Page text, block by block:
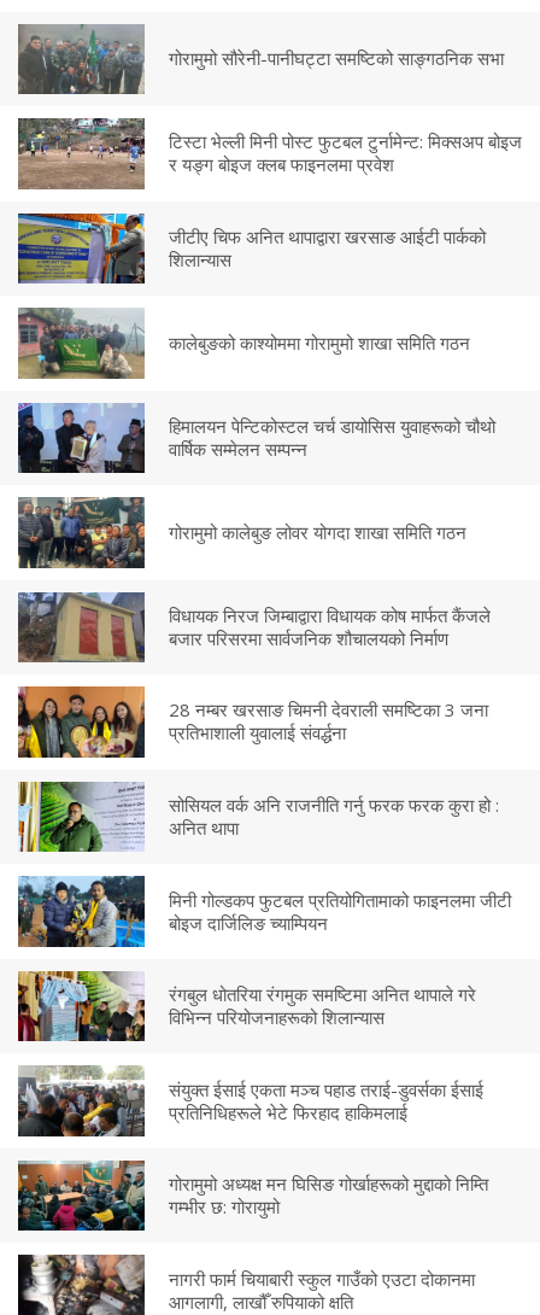
गोरामुमो सौरेनी-पानीघट्टा समष्टिको साङ्गठनिक सभा
टिस्टा भेल्ली मिनी पोस्ट फुटबल टुर्नामेन्ट: मिक्सअप बोइज
र यङ्ग बोइज क्लब फाइनलमा प्रवेश
जीटीए चिफ अनित थापाद्वारा खरसाङ आईटी पार्कको
शिलान्यास
कालेबुङको काश्योममा गोरामुमो शाखा समिति गठन
हिमालयन पेन्टिकोस्टल चर्च डायोसिस युवाहरूको चौथो
वार्षिक सम्मेलन सम्पन्न
गोरामुमो कालेबुङ लोवर योगदा शाखा समिति गठन
विधायक निरज जिम्बाद्वारा विधायक कोष मार्फत कैंजले
बजार परिसरमा सार्वजनिक शौचालयको निर्माण
28 नम्बर खरसाङ चिमनी देवराली समष्टिका 3 जना
प्रतिभाशाली युवालाई संवर्द्धना
सोसियल वर्क अनि राजनीति गर्नु फरक फरक कुरा हो :
अनित थापा
मिनी गोल्डकप फुटबल प्रतियोगितामाको फाइनलमा जीटी
बोइज दार्जिलिङ च्याम्पियन
रंगबुल धोतरिया रंगमुक समष्टिमा अनित थापाले गरे
विभिन्न परियोजनाहरूको शिलान्यास
संयुक्त ईसाई एकता मञ्च पहाड तराई-डुवर्सका ईसाई
प्रतिनिधिहरूले भेटे फिरहाद हाकिमलाई
गोरामुमो अध्यक्ष मन घिसिङ गोर्खाहरूको मुद्दाको निम्ति
गम्भीर छ: गोरायुमो
नागरी फार्म चियाबारी स्कुल गाउँको एउटा दोकानमा
आगलागी, लाखौँ रुपियाको क्षति